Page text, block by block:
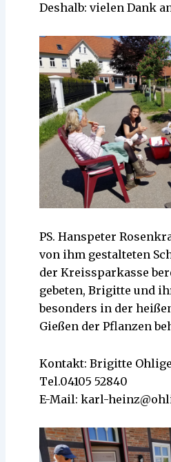
Deshalb: vielen Dank
PS. Hanspeter
von ihm gestalteten
der Kreissparkasse
gebeten, Brigitte und
besonders in der
Gießen der Pflanzen
Kontakt: Brigitte
Tel.04105 52840
E-Mail: karl-